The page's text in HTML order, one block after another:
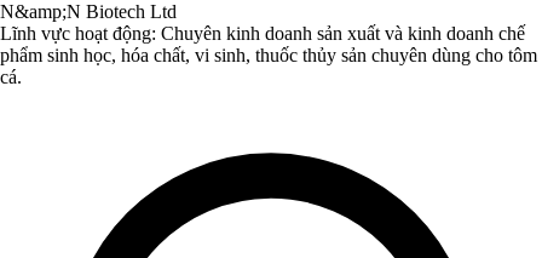
N&amp;N Biotech Ltd
Lĩnh vực hoạt động: Chuyên kinh doanh sản xuất và kinh doanh chế
phẩm sinh học, hóa chất, vi sinh, thuốc thủy sản chuyên dùng cho tôm
cá.